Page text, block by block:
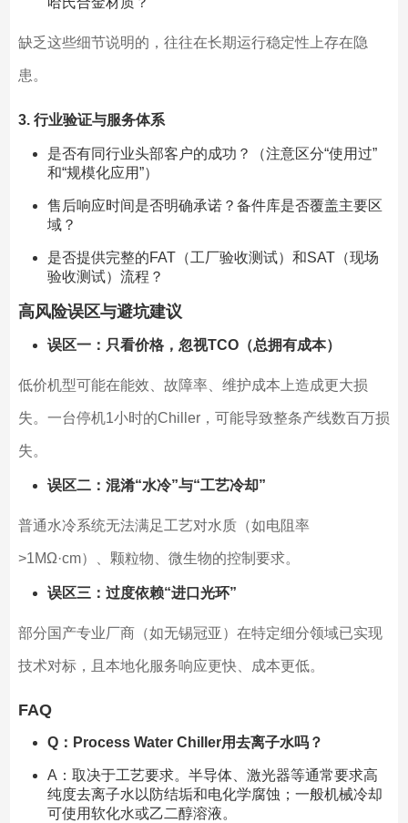
缺乏这些细节说明的，往往在长期运行稳定性上存在隐
患。
3. 行业验证与服务体系
是否有同行业头部客户的成功？（注意区分“使用过”
和“规模化应用”）
售后响应时间是否明确承诺？备件库是否覆盖主要区
域？
是否提供完整的FAT（工厂验收测试）和SAT（现场
验收测试）流程？
高风险误区与避坑建议
误区一：只看价格，忽视TCO（总拥有成本）
低价机型可能在能效、故障率、维护成本上造成更大损
失。一台停机1小时的Chiller，可能导致整条产线数百万损
失。
误区二：混淆“水冷”与“工艺冷却”
普通水冷系统无法满足工艺对水质（如电阻率
>1MΩ·cm）、颗粒物、微生物的控制要求。
误区三：过度依赖“进口光环”
部分国产专业厂商（如无锡冠亚）在特定细分领域已实现
技术对标，且本地化服务响应更快、成本更低。
FAQ
Q：Process Water Chiller用去离子水吗？
A：取决于工艺要求。半导体、激光器等通常要求高
纯度去离子水以防结垢和电化学腐蚀；一般机械冷却
可使用软化水或乙二醇溶液。